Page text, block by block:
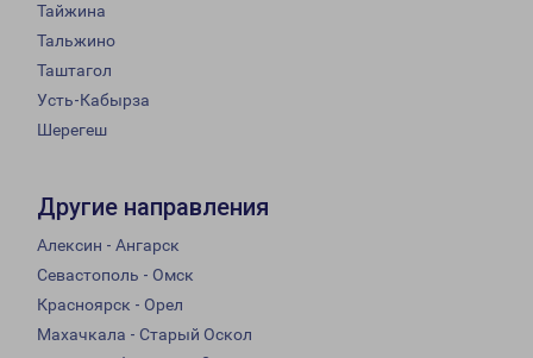
Тайжина
Тальжино
Таштагол
Усть-Кабырза
Шерегеш
Другие направления
Алексин - Ангарск
Севастополь - Омск
Красноярск - Орел
Махачкала - Старый Оскол